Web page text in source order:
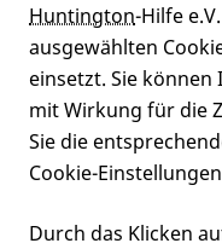
Verein
Service
Apathie
Huntington-Hilfe
ausgewählten
einsetzt. Sie
mit Wirkung für die
Sie die
Cookie-
Durch das Klicken